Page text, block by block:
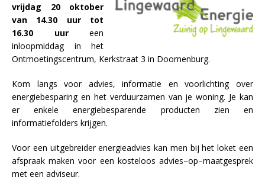
vrijdag 20 oktober
van 14.30 uur tot
16.30 uureen
inloopmiddag in het
Ontmoetingscentrum, Kerkstraat 3 in Doornenburg.
Kom langs voor advies, informatie en voorlichting over
energiebesparing en het verduurzamen van je woning. Je kan
er enkele energiebesparende producten zien en
informatiefolders krijgen.
Voor een uitgebreider energieadvies kan men bij het loket een
afspraak maken voor een kosteloos advies–op–maatgesprek
met een adviseur.